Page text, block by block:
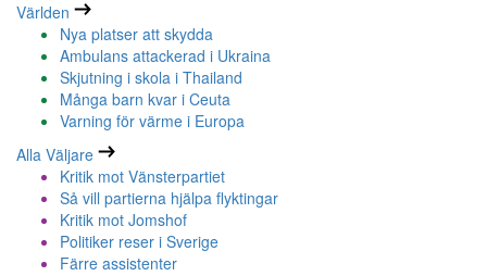
Världen
Nya platser att skydda
Ambulans attackerad i Ukraina
Skjutning i skola i Thailand
Många barn kvar i Ceuta
Varning för värme i Europa
Alla Väljare
Kritik mot Vänsterpartiet
Så vill partierna hjälpa flyktingar
Kritik mot Jomshof
Politiker reser i Sverige
Färre assistenter